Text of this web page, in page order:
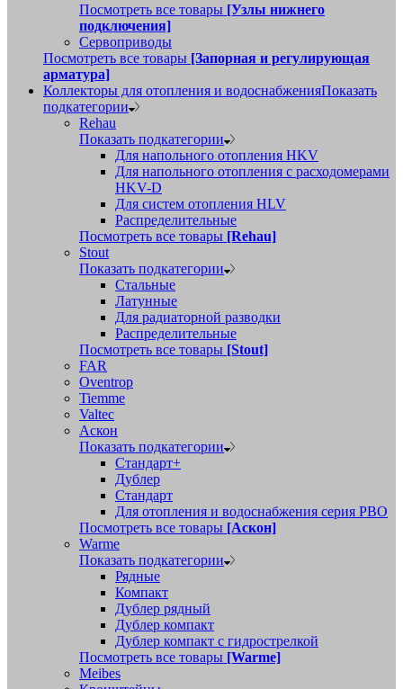
Посмотреть все товары [Узлы нижнего
подключения]
Сервоприводы
Посмотреть все товары [Запорная и регулирующая
арматура]
Коллекторы для отопления и водоснабженияПоказать
подкатегории
Rehau
Показать подкатегории
Для напольного отопления HKV
Для напольного отопления с расходомерами
HKV-D
Для систем отопления HLV
Распределительные
Посмотреть все товары [Rehau]
Stout
Показать подкатегории
Стальные
Латунные
Для радиаторной разводки
Распределительные
Посмотреть все товары [Stout]
FAR
Oventrop
Tiemme
Valtec
Аскон
Показать подкатегории
Стандарт+
Дублер
Стандарт
Для отопления и водоснабжения серия РВО
Посмотреть все товары [Аскон]
Warme
Показать подкатегории
Рядные
Компакт
Дублер рядный
Дублер компакт
Дублер компакт с гидрострелкой
Посмотреть все товары [Warme]
Meibes